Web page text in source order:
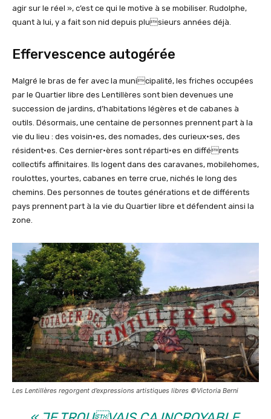
agir sur le réel », c’est ce qui le motive à se mobiliser. Rudolphe,
quant à lui, y a fait son nid depuis plusieurs années déjà.
Effervescence autogérée
Malgré le bras de fer avec la municipalité, les friches occupées
par le Quartier libre des Lentillères sont bien devenues une
succession de jardins, d’habitations légères et de cabanes à
outils. Désormais, une centaine de personnes prennent part à la
vie du lieu : des voisin·es, des nomades, des curieux·ses, des
résident·es. Ces dernier·ères sont réparti·es en différents
collectifs affinitaires. Ils logent dans des caravanes, mobilehomes,
roulottes, yourtes, cabanes en terre crue, nichés le long des
chemins. Des personnes de toutes générations et de différents
pays prennent part à la vie du Quartier libre et défendent ainsi la
zone.
Les Lentillères regorgent d’expressions artistiques libres ©Victoria Berni